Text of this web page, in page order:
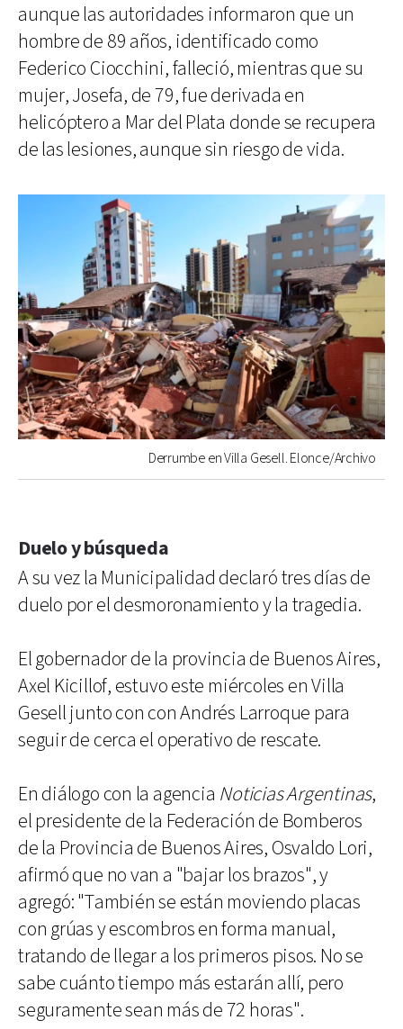
aunque las autoridades informaron que un
hombre de 89 años, identificado como
Federico Ciocchini, falleció, mientras que su
mujer, Josefa, de 79, fue derivada en
helicóptero a Mar del Plata donde se recupera
de las lesiones, aunque sin riesgo de vida.
Derrumbe en Villa Gesell. Elonce/Archivo
Duelo y búsqueda
A su vez la Municipalidad declaró tres días de
duelo por el desmoronamiento y la tragedia.
El gobernador de la provincia de Buenos Aires,
Axel Kicillof, estuvo este miércoles en Villa
Gesell junto con con Andrés Larroque para
seguir de cerca el operativo de rescate.
En diálogo con la agencia Noticias Argentinas,
el presidente de la Federación de Bomberos
de la Provincia de Buenos Aires, Osvaldo Lori,
afirmó que no van a "bajar los brazos", y
agregó: "También se están moviendo placas
con grúas y escombros en forma manual,
tratando de llegar a los primeros pisos. No se
sabe cuánto tiempo más estarán allí, pero
seguramente sean más de 72 horas".